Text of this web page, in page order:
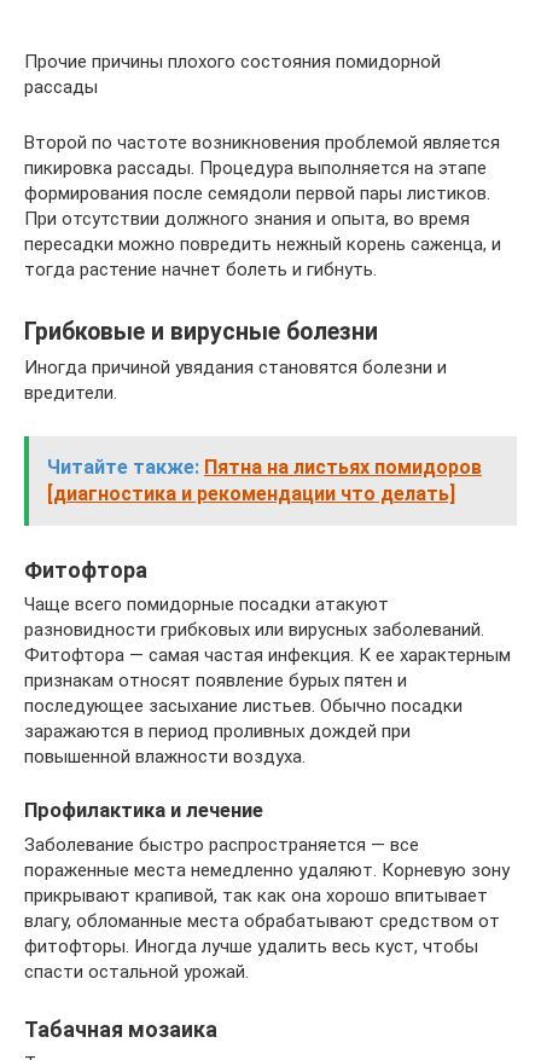
Прочие причины плохого состояния помидорной
рассады
Второй по частоте возникновения проблемой является
пикировка рассады. Процедура выполняется на этапе
формирования после семядоли первой пары листиков.
При отсутствии должного знания и опыта, во время
пересадки можно повредить нежный корень саженца, и
тогда растение начнет болеть и гибнуть.
Грибковые и вирусные болезни
Иногда причиной увядания становятся болезни и
вредители.
Читайте также: Пятна на листьях помидоров
[диагностика и рекомендации что делать]
Фитофтора
Чаще всего помидорные посадки атакуют
разновидности грибковых или вирусных заболеваний.
Фитофтора — самая частая инфекция. К ее характерным
признакам относят появление бурых пятен и
последующее засыхание листьев. Обычно посадки
заражаются в период проливных дождей при
повышенной влажности воздуха.
Профилактика и лечение
Заболевание быстро распространяется — все
пораженные места немедленно удаляют. Корневую зону
прикрывают крапивой, так как она хорошо впитывает
влагу, обломанные места обрабатывают средством от
фитофторы. Иногда лучше удалить весь куст, чтобы
спасти остальной урожай.
Табачная мозаика